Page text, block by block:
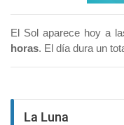
El Sol aparece hoy a
horas. El día dura un
La Luna